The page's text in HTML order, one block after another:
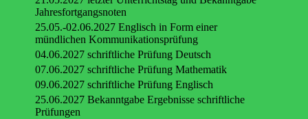
Jahresfortgangsnoten
25.05.-02.06.2027 Englisch in Form einer
mündlichen Kommunikationsprüfung
04.06.2027 schriftliche Prüfung Deutsch
07.06.2027 schriftliche Prüfung Mathematik
09.06.2027 schriftliche Prüfung Englisch
25.06.2027 Bekanntgabe Ergebnisse schriftliche
Prüfungen